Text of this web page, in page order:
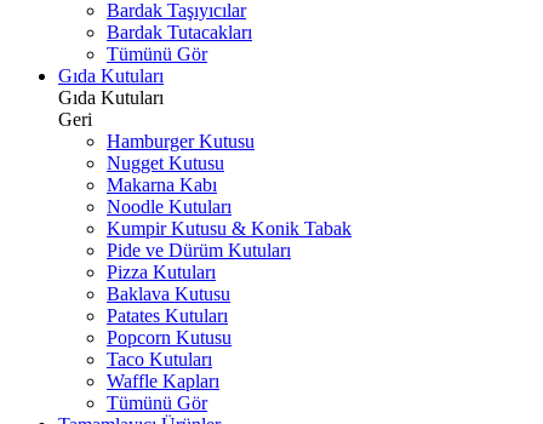
Bardak Taşıyıcılar
Bardak Tutacakları
Tümünü Gör
Gıda Kutuları
Gıda Kutuları
Geri
Hamburger Kutusu
Nugget Kutusu
Makarna Kabı
Noodle Kutuları
Kumpir Kutusu & Konik Tabak
Pide ve Dürüm Kutuları
Pizza Kutuları
Baklava Kutusu
Patates Kutuları
Popcorn Kutusu
Taco Kutuları
Waffle Kapları
Tümünü Gör